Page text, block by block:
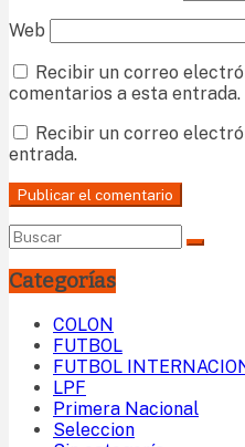
Web
Recibir un correo
comentarios a esta entrada.
Recibir un correo
entrada.
Categorías
COLON
FUTBOL
FUTBOL
LPF
Primera Nacional
Seleccion